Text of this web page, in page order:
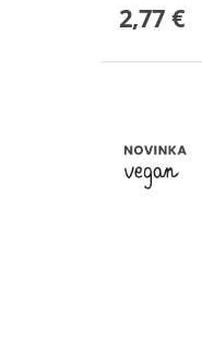
2,77 €